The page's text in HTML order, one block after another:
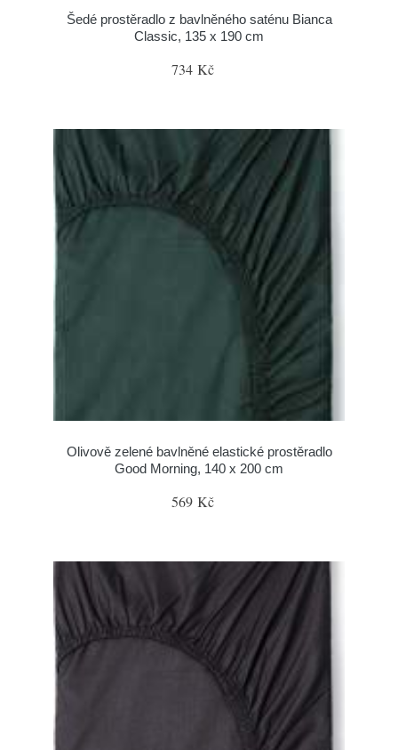
Šedé prostěradlo z bavlněného saténu Bianca
Classic, 135 x 190 cm
734 Kč
Olivově zelené bavlněné elastické prostěradlo
Good Morning, 140 x 200 cm
569 Kč